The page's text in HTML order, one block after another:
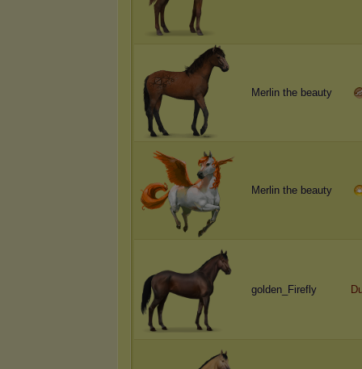
Merlin the beauty
Merlin the beauty
golden_Firefly